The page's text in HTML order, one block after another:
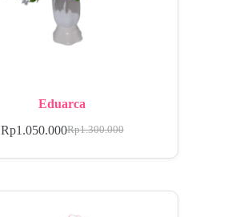
Eduarca
Rp1.300.000
Rp1.050.000